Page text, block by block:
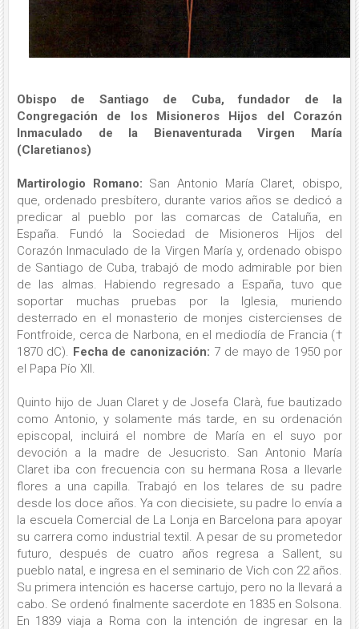
Obispo de Santiago de Cuba, fundador de la
Congregación de los Misioneros Hijos del Corazón
Inmaculado de la Bienaventurada Virgen María
(Claretianos)
Martirologio Romano: San Antonio María Claret, obispo,
que, ordenado presbítero, durante varios años se dedicó a
predicar al pueblo por las comarcas de Cataluña, en
España. Fundó la Sociedad de Misioneros Hijos del
Corazón Inmaculado de la Virgen María y, ordenado obispo
de Santiago de Cuba, trabajó de modo admirable por bien
de las almas. Habiendo regresado a España, tuvo que
soportar muchas pruebas por la Iglesia, muriendo
desterrado en el monasterio de monjes cistercienses de
Fontfroide, cerca de Narbona, en el mediodía de Francia (†
1870 dC). Fecha de canonización: 7 de mayo de 1950 por
el Papa Pío XII.
Quinto hijo de Juan Claret y de Josefa Clarà, fue bautizado
como Antonio, y solamente más tarde, en su ordenación
episcopal, incluirá el nombre de María en el suyo por
devoción a la madre de Jesucristo. San Antonio María
Claret iba con frecuencia con su hermana Rosa a llevarle
flores a una capilla. Trabajó en los telares de su padre
desde los doce años. Ya con diecisiete, su padre lo envía a
la escuela Comercial de La Lonja en Barcelona para apoyar
su carrera como industrial textil. A pesar de su prometedor
futuro, después de cuatro años regresa a Sallent, su
pueblo natal, e ingresa en el seminario de Vich con 22 años.
Su primera intención es hacerse cartujo, pero no la llevará a
cabo. Se ordenó finalmente sacerdote en 1835 en Solsona.
En 1839 viaja a Roma con la intención de ingresar en la